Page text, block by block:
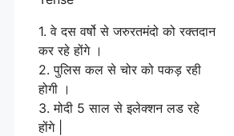
1. वे दस वर्षो से जरुरतमंदो को रक्तदान
कर रहे होंगे ।
2. पुलिस कल से चोर को पकड़ रही
होगी ।
3. मोदी 5 साल से इलेक्शन लड रहे
होंगे |